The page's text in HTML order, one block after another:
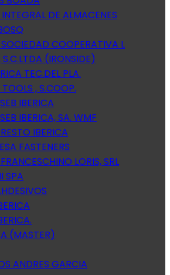
DE ALMACENES
COOPERATIVA L
S.C.LTDA (IRONSIDE)
TEC.DEL PLA.
, S.COOP.
IBERICA
IBERICA, SA. WMF
IBERICA
FASTENERS
LORIS, SRL
SPA
(MASTER)
ANDRES GARCIA